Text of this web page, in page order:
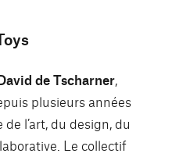
de Tscharner,
plusieurs années
l’art, du design, du
Le collectif